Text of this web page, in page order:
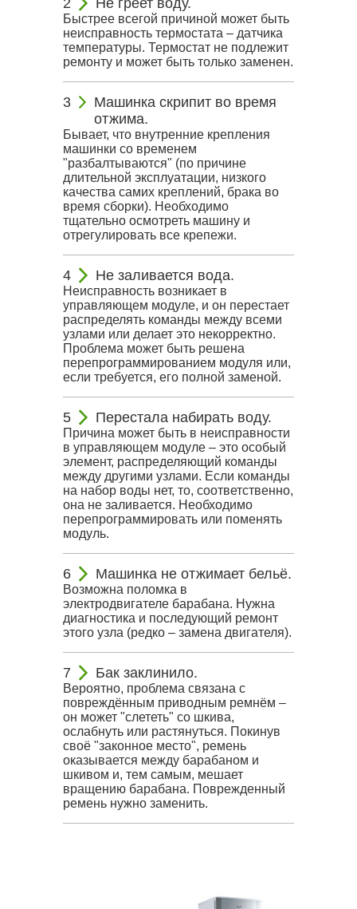
Быстрее всегой причиной может быть
неисправность термостата – датчика
температуры. Термостат не подлежит
ремонту и может быть только заменен.
Машинка скрипит во время
отжима.
Бывает, что внутренние крепления
машинки со временем
"разбалтываются" (по причине
длительной эксплуатации, низкого
качества самих креплений, брака во
время сборки). Необходимо
тщательно осмотреть машину и
отрегулировать все крепежи.
Не заливается вода.
Неисправность возникает в
управляющем модуле, и он перестает
распределять команды между всеми
узлами или делает это некорректно.
Проблема может быть решена
перепрограммированием модуля или,
если требуется, его полной заменой.
Перестала набирать воду.
Причина может быть в неисправности
в управляющем модуле – это особый
элемент, распределяющий команды
между другими узлами. Если команды
на набор воды нет, то, соответственно,
она не заливается. Необходимо
перепрограммировать или поменять
модуль.
Машинка не отжимает бельё.
Возможна поломка в
электродвигателе барабана. Нужна
диагностика и последующий ремонт
этого узла (редко – замена двигателя).
Бак заклинило.
Вероятно, проблема связана с
повреждённым приводным ремнём –
он может "слететь" со шкива,
ослабнуть или растянуться. Покинув
своё "законное место", ремень
оказывается между барабаном и
шкивом и, тем самым, мешает
вращению барабана. Поврежденный
ремень нужно заменить.